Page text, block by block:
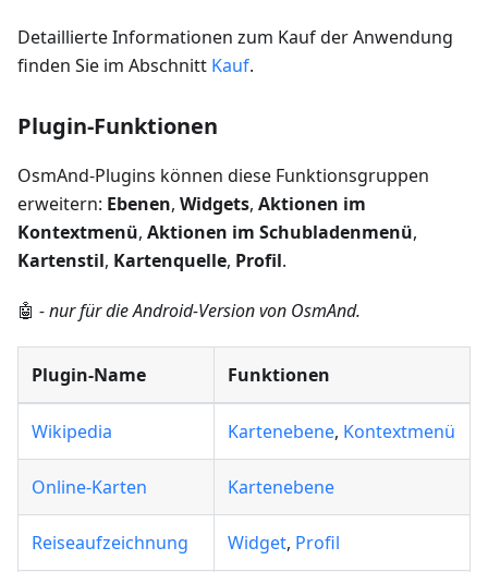
Detaillierte Informationen zum Kauf der Anwendung
finden Sie im Abschnitt Kauf.
Plugin-Funktionen
OsmAnd-Plugins können diese Funktionsgruppen
erweitern: Ebenen, Widgets, Aktionen im
Kontextmenü, Aktionen im Schubladenmenü,
Kartenstil, Kartenquelle, Profil.
🤖 - nur für die Android-Version von OsmAnd.
Plugin-Name Funktionen
Wikipedia Kartenebene, Kontextmenü
Online-Karten Kartenebene
Reiseaufzeichnung Widget, Profil